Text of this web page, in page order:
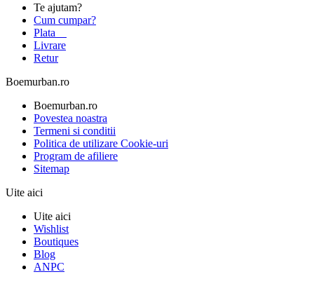
Te ajutam?
Cum cumpar?
Plata
Livrare
Retur
Boemurban.ro
Boemurban.ro
Povestea noastra
Termeni si conditii
Politica de utilizare Cookie-uri
Program de afiliere
Sitemap
Uite aici
Uite aici
Wishlist
Boutiques
Blog
ANPC